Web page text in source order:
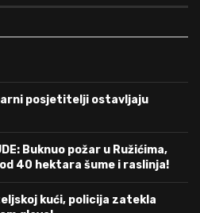
posjetitelji ostavljaju
Buknuo požar u Ružićima,
40 hektara šume i raslinja!
kući, policija zatekla